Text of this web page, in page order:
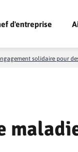
d'entreprise
solidaire pour